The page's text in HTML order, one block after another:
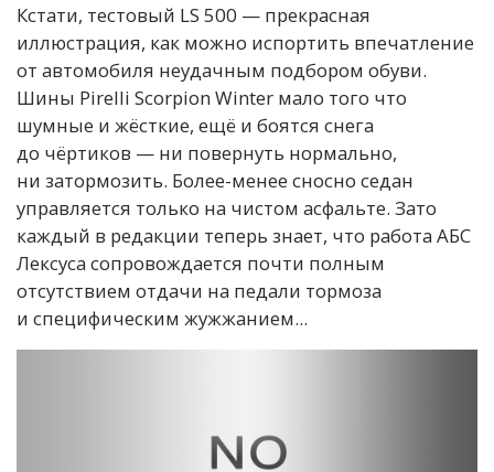
Кстати, тестовый LS 500 — прекрасная
иллюстрация, как можно испортить впечатление
от автомобиля неудачным подбором обуви.
Шины Pirelli Scorpion Winter мало того что
шумные и жёсткие, ещё и боятся снега
до чёртиков — ни повернуть нормально,
ни затормозить. Более-менее сносно седан
управляется только на чистом асфальте. Зато
каждый в редакции теперь знает, что работа АБС
Лексуса сопровождается почти полным
отсутствием отдачи на педали тормоза
и специфическим жужжанием...